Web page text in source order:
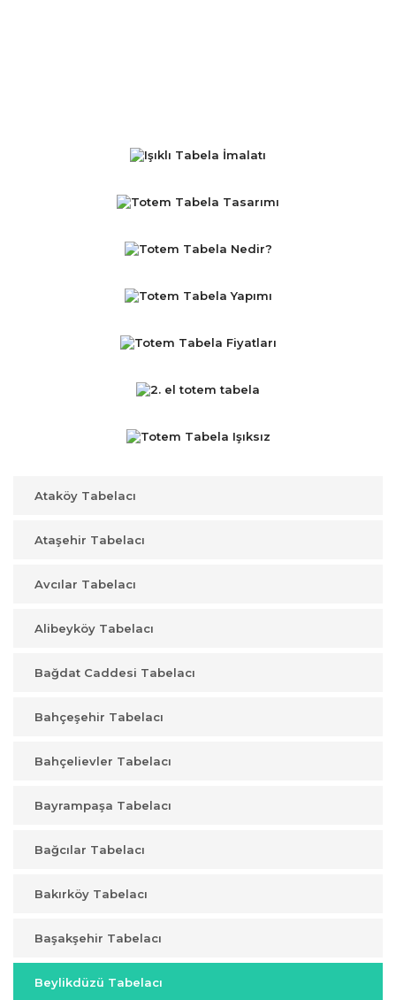
Ataköy Tabelacı
Ataşehir Tabelacı
Avcılar Tabelacı
Alibeyköy Tabelacı
Bağdat Caddesi Tabelacı
Bahçeşehir Tabelacı
Bahçelievler Tabelacı
Bayrampaşa Tabelacı
Bağcılar Tabelacı
Bakırköy Tabelacı
Başakşehir Tabelacı
Beylikdüzü Tabelacı